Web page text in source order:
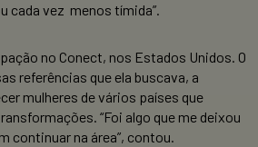
cada vez menos tímida”.
no Conect, nos Estados Unidos. O
referências que ela buscava, a
mulheres de vários países que
“Foi algo que me deixou
continuar na área”, contou.